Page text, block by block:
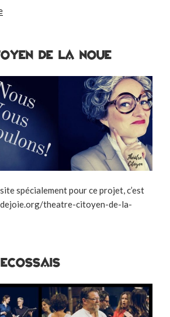
de
théâtre
et
pertinent
) »
de la Noue
spécialement pour ce projet, c’est
theatre-citoyen-de-la-